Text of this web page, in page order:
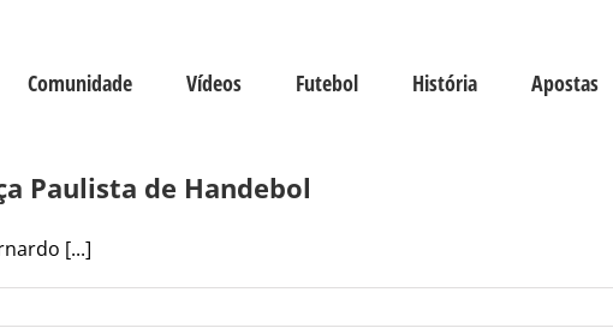
Comunidade Vídeos Futebol História Apostas
Paulista de Handebol
[...]